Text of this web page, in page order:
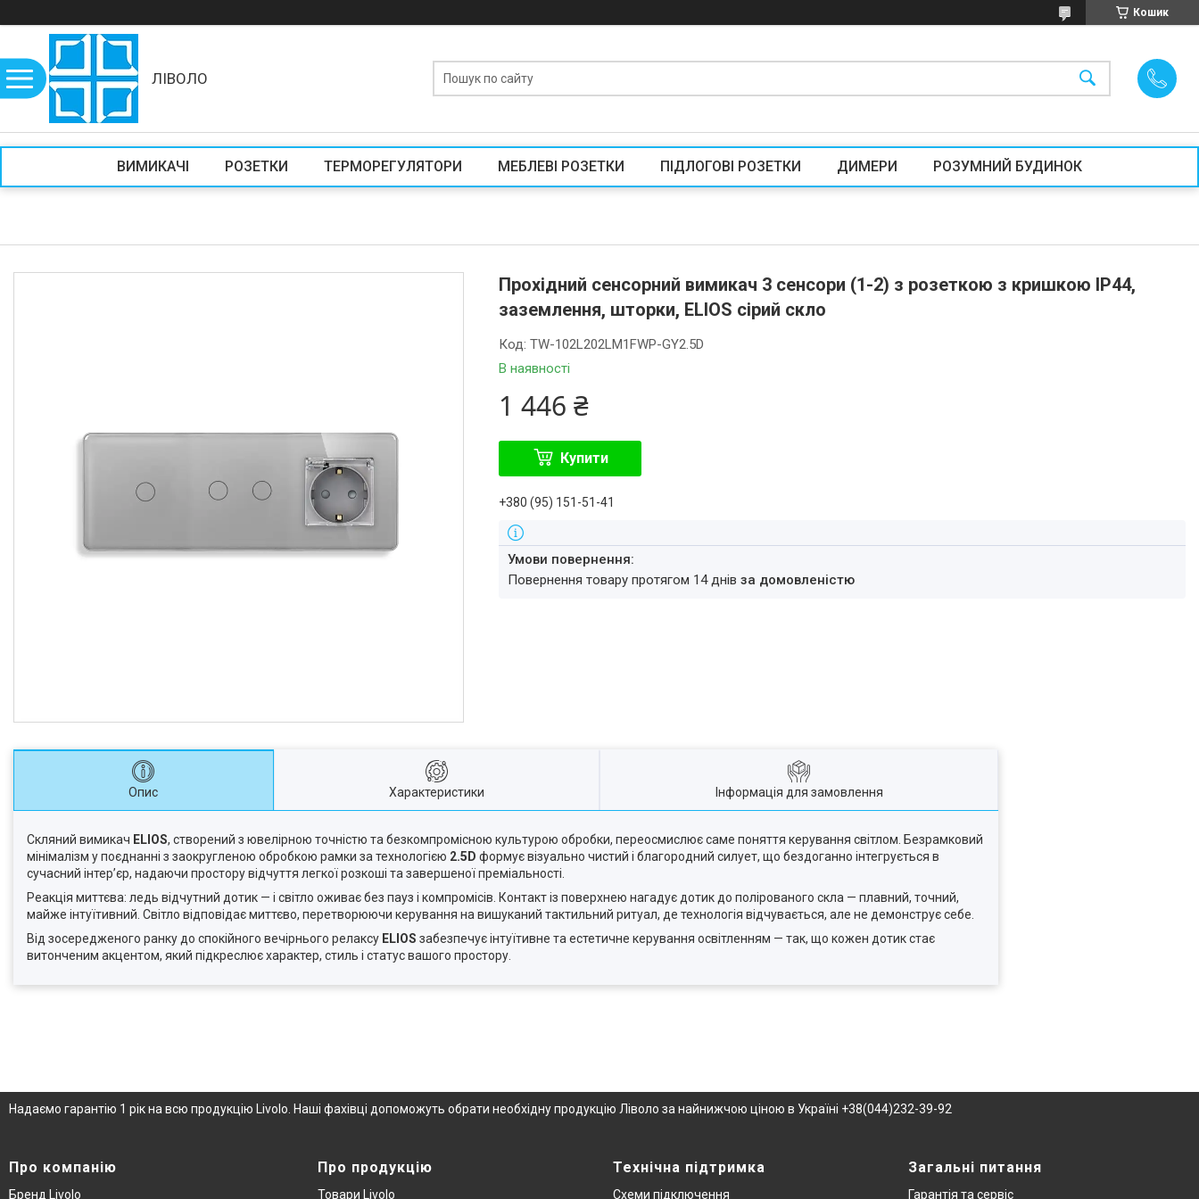
Кошик
ЛІВОЛО
ВИМИКАЧІ РОЗЕТКИ ТЕРМОРЕГУЛЯТОРИ МЕБЛЕВІ РОЗЕТКИ ПІДЛОГОВІ РОЗЕТКИ ДИМЕРИ РОЗУМНИЙ БУДИНОК
Прохідний сенсорний вимикач 3 сенсори (1-2) з розеткою з кришкою IP44,
заземлення, шторки, ELIOS сірий скло
В наявності
Код:TW-102L202LM1FWP-GY2.5D
1 446 ₴
Купити
+380 (95) 151-51-41
повернення товару протягом 14 днівза домовленістю
Опис Характеристики Інформація для замовлення
Скляний вимикач ELIOS, створений з ювелірною точністю та безкомпромісною культурою обробки, переосмислює саме поняття керування світлом. Безрамковий
мінімалізм у поєднанні з заокругленою обробкою рамки за технологією 2.5D формує візуально чистий і благородний силует, що бездоганно інтегрується в
сучасний інтер’єр, надаючи простору відчуття легкої розкоші та завершеної преміальності.
Реакція миттєва: ледь відчутний дотик — і світло оживає без пауз і компромісів. Контакт із поверхнею нагадує дотик до полірованого скла — плавний, точний,
майже інтуїтивний. Світло відповідає миттєво, перетворюючи керування на вишуканий тактильний ритуал, де технологія відчувається, але не демонструє себе.
Від зосередженого ранку до спокійного вечірнього релаксу ELIOS забезпечує інтуїтивне та естетичне керування освітленням — так, що кожен дотик стає
витонченим акцентом, який підкреслює характер, стиль і статус вашого простору.
Надаємо гарантію 1 рік на всю продукцію Livolo. Наші фахівці допоможуть обрати необхідну продукцію Ліволо за найнижчою ціною в Україні +38(044)232-39-92
Про компанію
Бренд Livolo
Про продукцію
Товари Livolo
Технічна підтримка
Схеми підключення
Загальні питання
Гарантія та сервіс